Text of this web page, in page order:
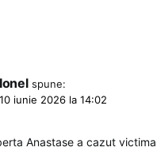
Ionel spune:
10 iunie 2026 la 14:02
Anastase a cazut